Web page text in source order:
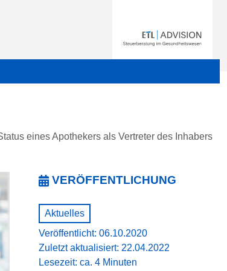
eines Apothekers als Vertreter des Inhabers
VERÖFFENTLICHUNG
Aktuelles
Veröffentlicht: 06.10.2020
Zuletzt aktualisiert: 22.04.2022
Lesezeit: ca. 4 Minuten